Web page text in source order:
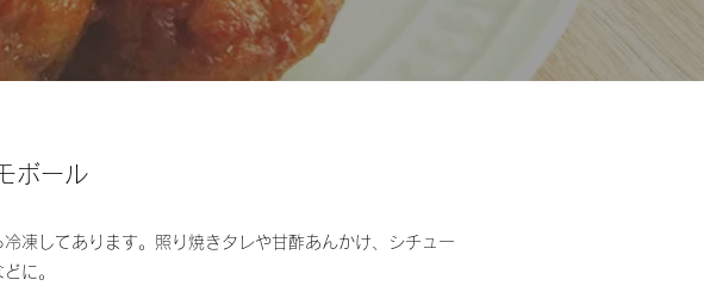
ボール
冷凍してあります。照り焼きタレや甘酢あんかけ、シチュー
に。